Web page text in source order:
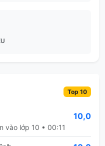
Top 10
vào lớp 10 • 00:11
10,0